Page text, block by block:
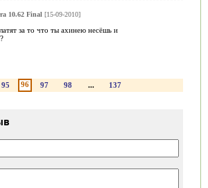
10.62 Final [15-09-2010]
за то что ты ахинею несёшь и
95 96 97 98 ... 137